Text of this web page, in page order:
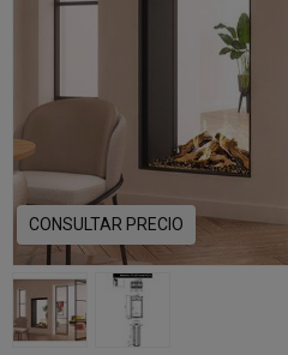
CONSULTAR PRECIO